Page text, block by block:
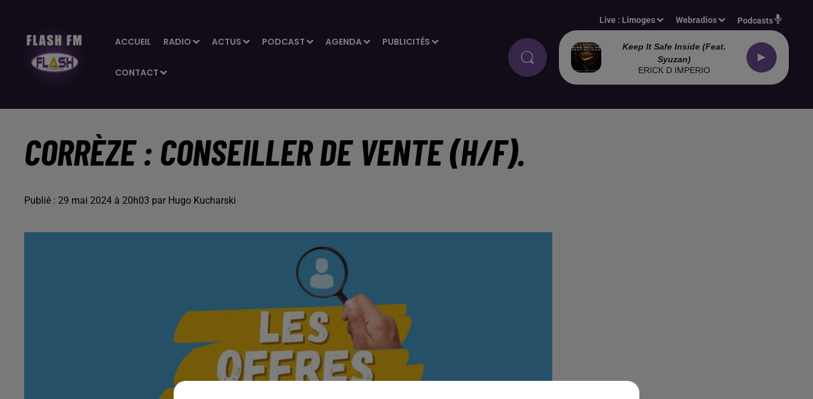
ACCUEIL RADIO ACTUS PODCAST AGENDA PUBLICITÉS
CONTACT
Live : Limoges Webradios Podcasts
Keep It Safe Inside (feat.
Syuzan)
ERICK D IMPERIO
CORRÈZE : CONSEILLER DE VENTE (H/F).
Publié : 29 mai 2024 à 20h03 par Hugo Kucharski